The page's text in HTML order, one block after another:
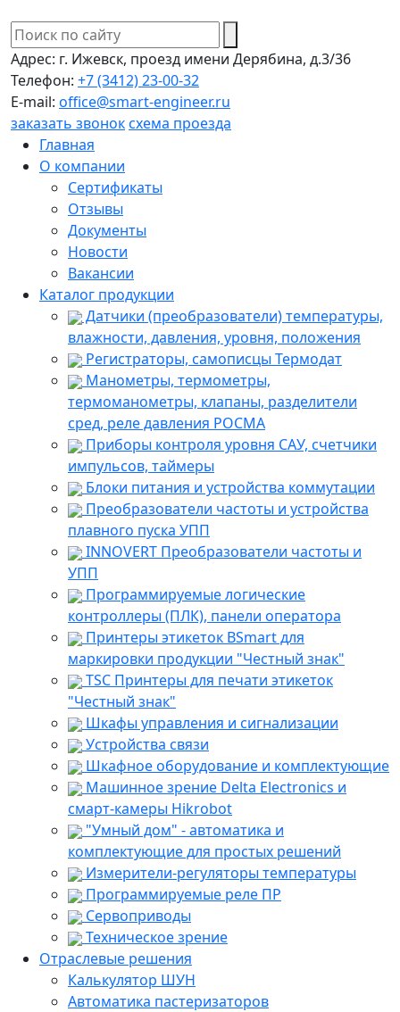
Адрес: г. Ижевск, проезд имени Дерябина, д.3/36
Телефон: +7 (3412) 23-00-32
E-mail: office@smart-engineer.ru
заказать звоноксхема проезда
Главная
О компании
Сертификаты
Отзывы
Документы
Новости
Вакансии
Каталог продукции
Датчики (преобразователи) температуры,
влажности, давления, уровня, положения
Регистраторы, самописцы Термодат
Манометры, термометры,
термоманометры, клапаны, разделители
сред, реле давления РОСМА
Приборы контроля уровня САУ, счетчики
импульсов, таймеры
Блоки питания и устройства коммутации
Преобразователи частоты и устройства
плавного пуска УПП
INNOVERT Преобразователи частоты и
УПП
Программируемые логические
контроллеры (ПЛК), панели оператора
Принтеры этикеток BSmart для
маркировки продукции "Честный знак"
TSC Принтеры для печати этикеток
"Честный знак"
Шкафы управления и сигнализации
Устройства связи
Шкафное оборудование и комплектующие
Машинное зрение Delta Electronics и
смарт-камеры Hikrobot
"Умный дом" - автоматика и
комплектующие для простых решений
Измерители-регуляторы температуры
Программируемые реле ПР
Сервоприводы
Техническое зрение
Отраслевые решения
Калькулятор ШУН
Автоматика пастеризаторов